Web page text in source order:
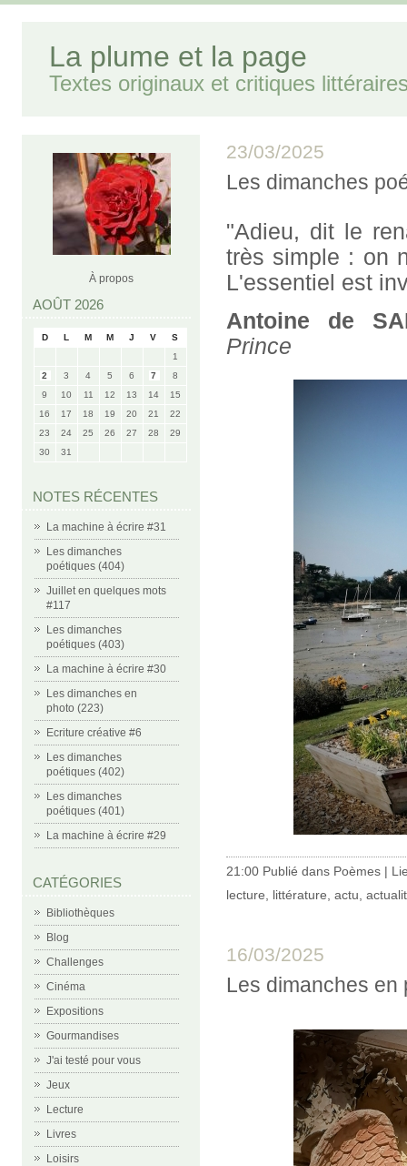
La plume et la page
Textes originaux et critiques
À propos
AOÛT 2026
D L M M J V
S
1
2
3 4 5 6 7
8
9
10 11 12 13 14
15
16
17 18 19 20 21
22
23
24 25 26 27 28
29
30
31
NOTES RÉCENTES
La machine à écrire #31
Les dimanches
poétiques (404)
Juillet en quelques mots
#117
Les dimanches
poétiques (403)
La machine à écrire #30
Les dimanches en
photo (223)
Ecriture créative #6
Les dimanches
poétiques (402)
Les dimanches
poétiques (401)
La machine à écrire #29
CATÉGORIES
Bibliothèques
Blog
Challenges
Cinéma
Expositions
Gourmandises
J'ai testé pour vous
Jeux
Lecture
Livres
Loisirs
23/03/2025
Les dimanches
"Adieu, dit le
très simple : on
L'essentiel est
Antoine de
Prince
21:00 Publié dans Poèmes |
lecture
littérature actu
16/03/2025
Les dimanches en